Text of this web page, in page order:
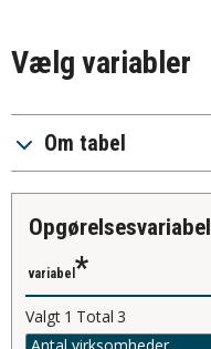
Vælg variabler
Om tabel
opgørelsesvariabel
variabel
Valgt 1 Total 3